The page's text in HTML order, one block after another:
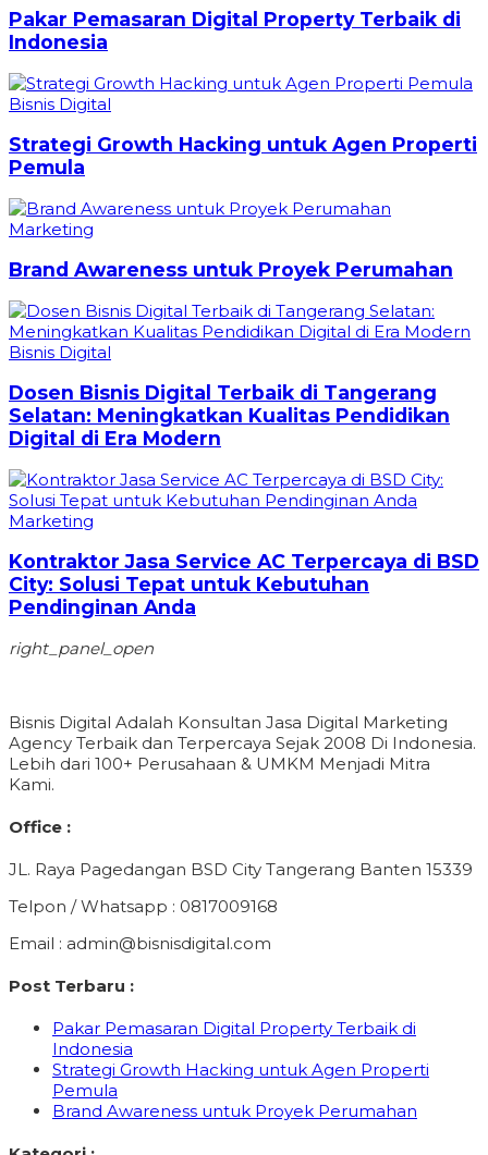
Pakar Pemasaran Digital Property Terbaik di
Indonesia
Bisnis Digital
Strategi Growth Hacking untuk Agen Properti
Pemula
Marketing
Brand Awareness untuk Proyek Perumahan
Bisnis Digital
Dosen Bisnis Digital Terbaik di Tangerang
Selatan: Meningkatkan Kualitas Pendidikan
Digital di Era Modern
Marketing
Kontraktor Jasa Service AC Terpercaya di BSD
City: Solusi Tepat untuk Kebutuhan
Pendinginan Anda
right_panel_open
Bisnis Digital Adalah Konsultan Jasa Digital Marketing
Agency Terbaik dan Terpercaya Sejak 2008 Di Indonesia.
Lebih dari 100+ Perusahaan & UMKM Menjadi Mitra
Kami.
Office :
JL. Raya Pagedangan BSD City Tangerang Banten 15339
Telpon / Whatsapp : 0817009168
Email : admin@bisnisdigital.com
Post Terbaru :
Pakar Pemasaran Digital Property Terbaik di
Indonesia
Strategi Growth Hacking untuk Agen Properti
Pemula
Brand Awareness untuk Proyek Perumahan